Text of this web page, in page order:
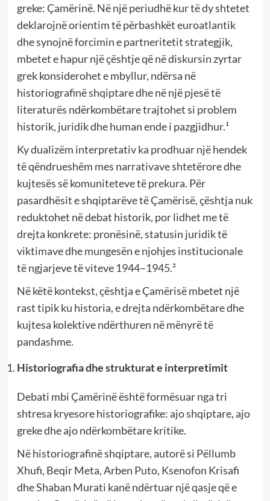
greke: Çamërinë. Në një periudhë kur të dy shtetet
deklarojnë orientim të përbashkët euroatlantik
dhe synojnë forcimin e partneritetit strategjik,
mbetet e hapur një çështje që në diskursin zyrtar
grek konsiderohet e mbyllur, ndërsa në
historiografinë shqiptare dhe në një pjesë të
literaturës ndërkombëtare trajtohet si problem
historik, juridik dhe human ende i pazgjidhur.¹
Ky dualizëm interpretativ ka prodhuar një hendek
të qëndrueshëm mes narrativave shtetërore dhe
kujtesës së komuniteteve të prekura. Për
pasardhësit e shqiptarëve të Çamërisë, çështja nuk
reduktohet në debat historik, por lidhet me të
drejta konkrete: pronësinë, statusin juridik të
viktimave dhe mungesën e njohjes institucionale
të ngjarjeve të viteve 1944–1945.²
Në këtë kontekst, çështja e Çamërisë mbetet një
rast tipik ku historia, e drejta ndërkombëtare dhe
kujtesa kolektive ndërthuren në mënyrë të
pandashme.
Historiografia dhe strukturat e interpretimit
Debati mbi Çamërinë është formësuar nga tri
shtresa kryesore historiografike: ajo shqiptare, ajo
greke dhe ajo ndërkombëtare kritike.
Në historiografinë shqiptare, autorë si Pëllumb
Xhufi, Beqir Meta, Arben Puto, Ksenofon Krisafi
dhe Shaban Murati kanë ndërtuar një qasje që e